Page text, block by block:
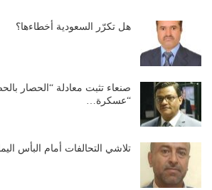
هل تكرّر السعودية أخطاءها؟
صنعاء تثبت معادلة “الحصار
“عسكرة…
تلاشي التحالفات أمام البأس